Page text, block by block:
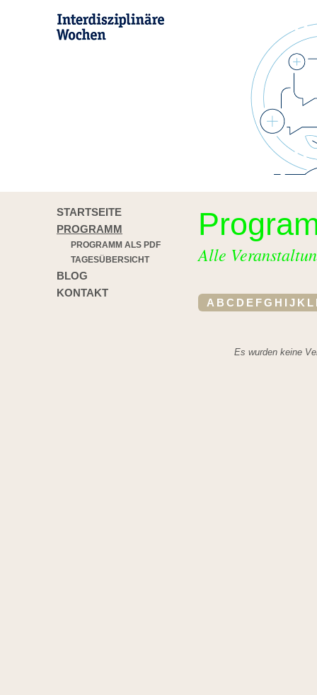
STARTSEITE
PROGRAMM
PROGRAMM ALS PDF
TAGESÜBERSICHT
BLOG
KONTAKT
Alle
A B C D E FG H I J K L
Es wurden keine